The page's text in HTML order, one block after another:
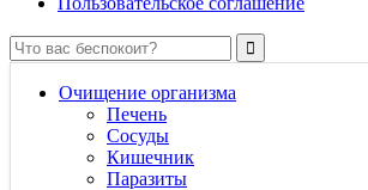
Очищение организма
Печень
Сосуды
Кишечник
Паразиты